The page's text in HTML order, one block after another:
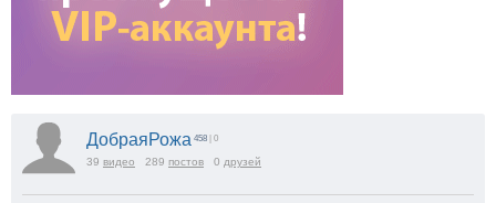
ДобраяРожа 458 | 0
39 видео 289 постов 0 друзей